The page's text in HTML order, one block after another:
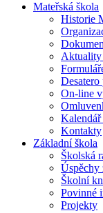
Mateřská škola
Historie
On-line
Kontakty
Základní škola
Školská
Úspěchy
Školní
Povinné
Projekty